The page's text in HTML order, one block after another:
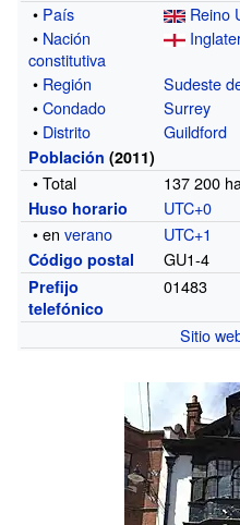
• País
Reino
• Nación
constitutiva
• Región
Sudeste
•Condado
Surrey
• Distrito Guildford
Población (2011)
• Total 137 200
Huso horario
UTC+0
• enverano UTC+1
Código postal GU1-4
Prefijo
telefónico
01483
Sitio